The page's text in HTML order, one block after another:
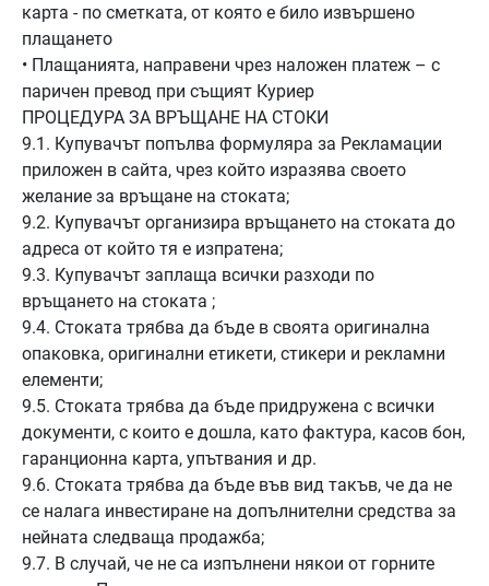
карта - по сметката, от която е било извършено
плащането
• Плащанията, направени чрез наложен платеж – с
паричен превод при същият Куриер
ПРОЦЕДУРА ЗА ВРЪЩАНЕ НА СТОКИ
9.1. Купувачът попълва формуляра за Рекламации
приложен в сайта, чрез който изразява своето
желание за връщане на стоката;
9.2. Купувачът организира връщането на стоката до
адреса от който тя е изпратена;
9.3. Купувачът заплаща всички разходи по
връщането на стоката ;
9.4. Стоката трябва да бъде в своята оригинална
опаковка, оригинални етикети, стикери и рекламни
елементи;
9.5. Стоката трябва да бъде придружена с всички
документи, с които е дошла, като фактура, касов бон,
гаранционна карта, упътвания и др.
9.6. Стоката трябва да бъде във вид такъв, че да не
се налага инвестиране на допълнителни средства за
нейната следваща продажба;
9.7. В случай, че не са изпълнени някои от горните